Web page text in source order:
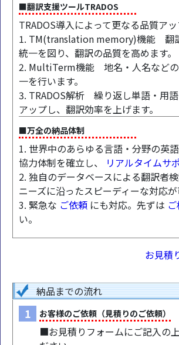
■翻訳支援ツールTRADOS
TRADOS導入によって更なる品質アッ
1. TM(translation memory)機能 翻
統一を図り、翻訳の品質を高めます。
2. MultiTerm機能 地名・人名など
一を行います。
3. TRADOS解析 繰り返し単語・用
アップし、翻訳効率を上げます。
■万全の納品体制
1. 世界中のあらゆる言語・分野の英
協力体制を確立し、
リアルタイムサ
2. 独自のデータベースによる翻訳者
ニーズに沿ったスピーディーな対応が
3. 緊急な ご依頼 にも対応。先ずは
い。
お見積
納品までの流れ
1 お客様のご依頼（見積りのご依頼）
■お見積りフォームにご記入の